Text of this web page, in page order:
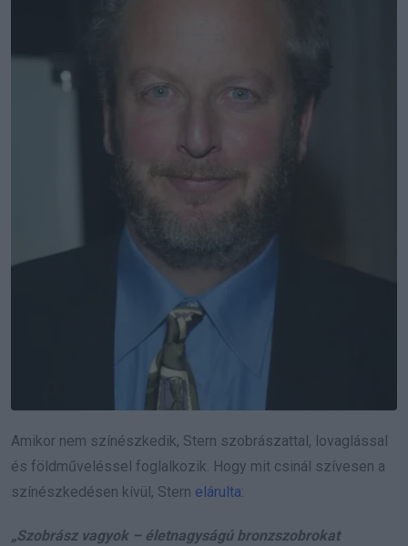
Amikor nem színészkedik, Stern szobrászattal, lovaglással
és földműveléssel foglalkozik. Hogy mit csinál szívesen a
színészkedésen kívül, Stern elárulta:
„Szobrász vagyok – életnagyságú bronzszobrokat